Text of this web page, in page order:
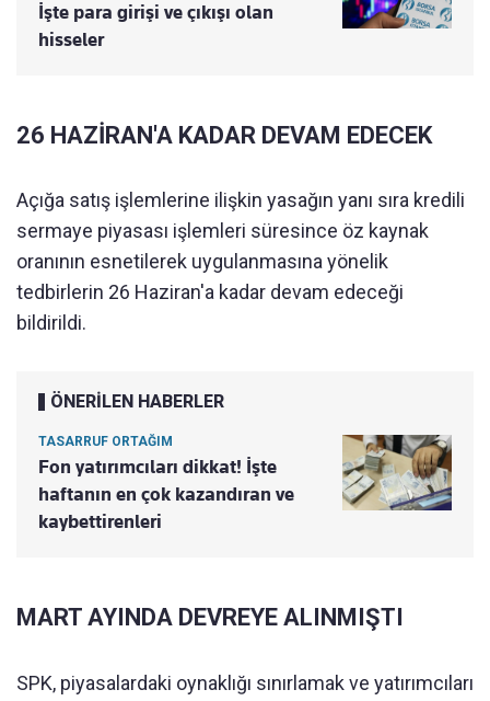
İşte para girişi ve çıkışı olan
hisseler
26 HAZİRAN'A KADAR DEVAM EDECEK
Açığa satış işlemlerine ilişkin yasağın yanı sıra kredili
sermaye piyasası işlemleri süresince öz kaynak
oranının esnetilerek uygulanmasına yönelik
tedbirlerin 26 Haziran'a kadar devam edeceği
bildirildi.
ÖNERİLEN HABERLER
TASARRUF ORTAĞIM
Fon yatırımcıları dikkat! İşte
haftanın en çok kazandıran ve
kaybettirenleri
MART AYINDA DEVREYE ALINMIŞTI
SPK, piyasalardaki oynaklığı sınırlamak ve yatırımcıları